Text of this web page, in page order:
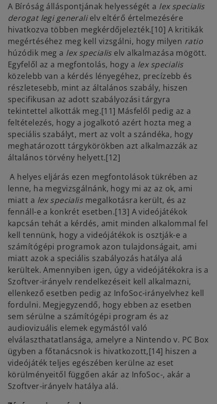
A Bíróság álláspontjának helyességét a lex specialis
derogat legi generalielv eltérő értelmezésére
hivatkozva többen megkérdőjelezték.[10] A kritikák
megértéséhez meg kell vizsgálni, hogy milyen ratio
húzódik meg a lex specialis elv alkalmazása mögött.
Egyfelől az a megfontolás, hogy a lex specialis
közelebb van a kérdés lényegéhez, precízebb és
részletesebb, mint az általános szabály, hiszen
specifikusan az adott szabályozási tárgyra
tekintettel alkották meg.[11] Másfelől pedig az a
feltételezés, hogy a jogalkotó azért hozta meg a
speciális szabályt, mert az volt a szándéka, hogy
meghatározott tárgykörökben azt alkalmazzák az
általános törvény helyett.[12]
A helyes eljárás ezen megfontolások tükrében az
lenne, ha megvizsgálnánk, hogy mi az az ok, ami
miatt a lex specialismegalkotásra került, és az
fennáll-e a konkrét esetben.[13] A videójátékok
kapcsán tehát a kérdés, amit minden alkalommal fel
kell tennünk, hogy a videójátékok is osztják-e a
számítógépi programok azon tulajdonságait, ami
miatt azok a speciális szabályozás hatálya alá
kerültek. Amennyiben igen, úgy a videójátékokra is a
Szoftver-irányelv rendelkezéseit kell alkalmazni,
ellenkező esetben pedig az InfoSoc-irányelvhez kell
fordulni. Megjegyzendő, hogy ebben az esetben
sem sérülne a számítógépi program és az
audiovizuális elemek egymástól való
elválaszthatatlansága, amelyre a Nintendo v. PC Box
ügyben a főtanácsnok is hivatkozott,[14] hiszen a
videójáték teljes egészében kerülne az eset
körülményeitől függően akár az InfoSoc-, akár a
Szoftver-irányelv hatálya alá.